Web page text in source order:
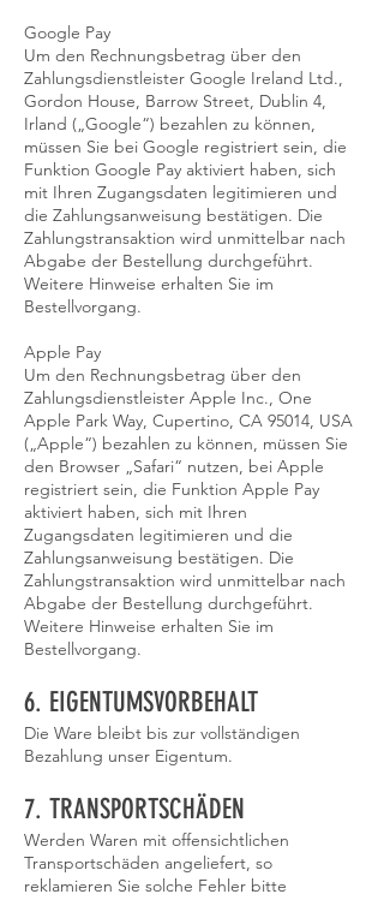
Google Pay
Um den Rechnungsbetrag über den
Zahlungsdienstleister Google Ireland Ltd.,
Gordon House, Barrow Street, Dublin 4,
Irland („Google“) bezahlen zu können,
müssen Sie bei Google registriert sein, die
Funktion Google Pay aktiviert haben, sich
mit Ihren Zugangsdaten legitimieren und
die Zahlungsanweisung bestätigen. Die
Zahlungstransaktion wird unmittelbar nach
Abgabe der Bestellung durchgeführt.
Weitere Hinweise erhalten Sie im
Bestellvorgang.
Apple Pay
Um den Rechnungsbetrag über den
Zahlungsdienstleister Apple Inc., One
Apple Park Way, Cupertino, CA 95014, USA
(„Apple“) bezahlen zu können, müssen Sie
den Browser „Safari“ nutzen, bei Apple
registriert sein, die Funktion Apple Pay
aktiviert haben, sich mit Ihren
Zugangsdaten legitimieren und die
Zahlungsanweisung bestätigen. Die
Zahlungstransaktion wird unmittelbar nach
Abgabe der Bestellung durchgeführt.
Weitere Hinweise erhalten Sie im
Bestellvorgang.
6. EIGENTUMSVORBEHALT​​​​​​​
Die Ware bleibt bis zur vollständigen
Bezahlung unser Eigentum.
7. TRANSPORTSCHÄDEN​​​​​​​
Werden Waren mit offensichtlichen
Transportschäden angeliefert, so
reklamieren Sie solche Fehler bitte